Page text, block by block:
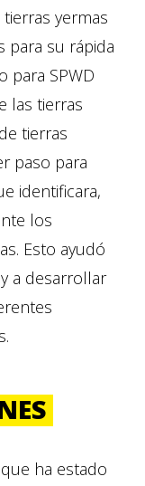
yermas
para su rápida
para SPWD
las tierras
tierras
paso para
identificara,
los
Esto ayudó
a desarrollar
ha estado